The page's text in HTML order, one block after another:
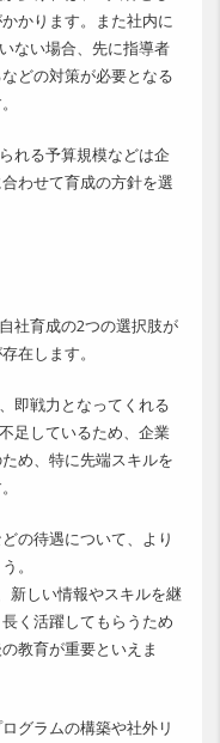
かります。また社内に
ない場合、先に指導者
どの対策が必要となる
れる予算規模などは企
わせて育成の方針を選
社育成の2つの選択肢が
在します。
即戦力となってくれる
足しているため、企業
め、特に先端スキルを
の待遇について、より
。
新しい情報やスキルを継
く活躍してもらうため
教育が重要といえま
グラムの構築や社外リ